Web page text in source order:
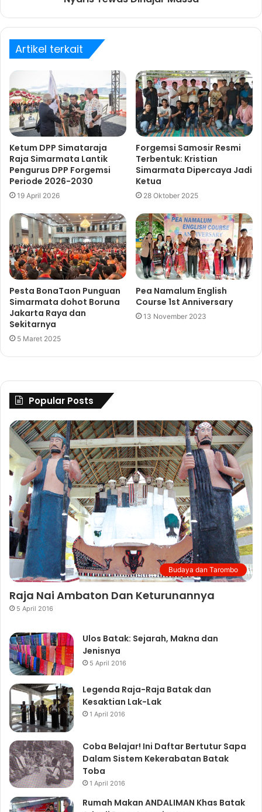
Artikel terkait
Ketum DPP Simataraja
Raja Simarmata Lantik
Pengurus DPP Forgemsi
Periode 2026-2030
19 April 2026
Forgemsi Samosir Resmi
Terbentuk: Kristian
Simarmata Dipercaya Jadi
Ketua
28 Oktober 2025
Pesta BonaTaon Punguan
Simarmata dohot Boruna
Jakarta Raya dan
Sekitarnya
5 Maret 2025
Pea Namalum English
Course 1st Anniversary
13 November 2023
Popular Posts
Budaya dan Tarombo
Raja Nai Ambaton Dan Keturunannya
5 April 2016
Ulos Batak: Sejarah, Makna dan
Jenisnya
5 April 2016
Legenda Raja-Raja Batak dan
Kesaktian Lak-Lak
1 April 2016
Coba Belajar! Ini Daftar Bertutur Sapa
Dalam Sistem Kekerabatan Batak
Toba
1 April 2016
Rumah Makan ANDALIMAN Khas Batak